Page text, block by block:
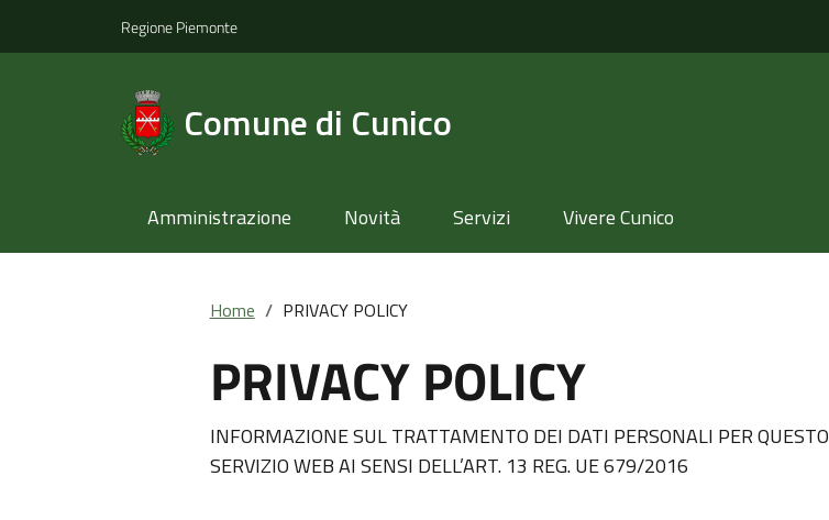
Regione Piemonte
Comune di Cunico
Amministrazione Novità Servizi Vivere Cunico
Home PRIVACY POLICY
PRIVACY POLICY
INFORMAZIONE SUL TRATTAMENTO DEI DATI PERSONALI PER QUESTO
SERVIZIO WEB AI SENSI DELL’ART. 13 REG. UE 679/2016